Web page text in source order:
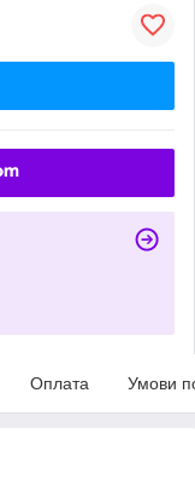
Оплата Умови